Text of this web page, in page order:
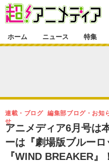
ゲーム・アプリ
グッズ
声優
特集一覧
ラキりす
連載マンガ
連載マンガ一覧
番組・動画
番組・動画一覧
連載・ブログ
ホーム ニュース 特集
アニメディア6月号
ーは『劇場版ブルー
『WIND BREAKER』！
連載・ブログ
編集部ブログ・お知
せ